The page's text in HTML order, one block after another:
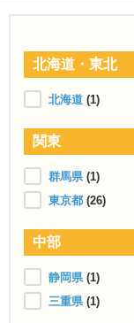
北海道・東北
北海道 (1)
関東
群馬県 (1)
東京都 (26)
中部
静岡県 (1)
三重県 (1)